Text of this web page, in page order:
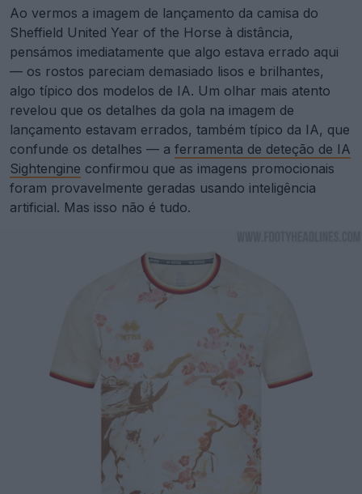
Ao vermos a imagem de lançamento da camisa do
Sheffield United Year of the Horse à distância,
pensámos imediatamente que algo estava errado aqui
— os rostos pareciam demasiado lisos e brilhantes,
algo típico dos modelos de IA. Um olhar mais atento
revelou que os detalhes da gola na imagem de
lançamento estavam errados, também típico da IA, que
confunde os detalhes — a ferramenta de deteção de IA
Sightengine confirmou que as imagens promocionais
foram provavelmente geradas usando inteligência
artificial. Mas isso não é tudo.